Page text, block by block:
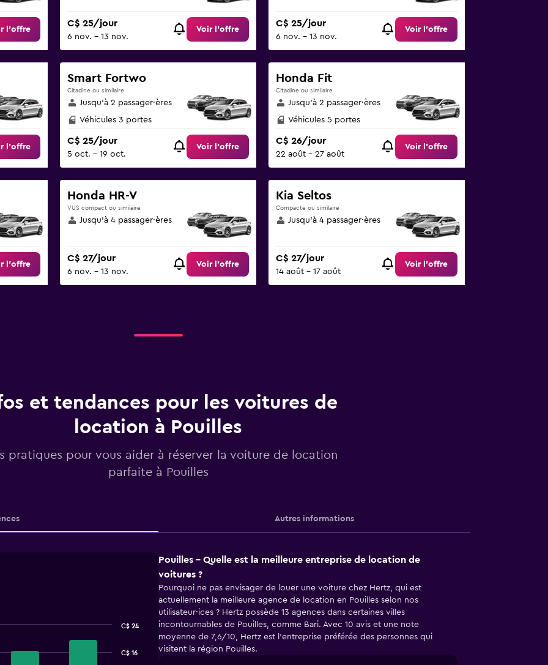
l’offre
C$ 25/jour
6 nov. - 13 nov.
Voir l’offre
C$ 25/jour
6 nov. - 13 nov.
Voir l’offre
l’offre
Smart Fortwo
Citadine ou similaire
Jusqu’à 2 passager·ères
Véhicules 3 portes
C$ 25/jour
5 oct. - 19 oct.
Voir l’offre
Honda Fit
Citadine ou similaire
Jusqu’à 2 passager·ères
Véhicules 5 portes
C$ 26/jour
22 août - 27 août
Voir l’offre
l’offre
Honda HR-V
VUS compact ou similaire
Jusqu’à 4 passager·ères
C$ 27/jour
6 nov. - 13 nov.
Voir l’offre
Kia Seltos
Compacte ou similaire
Jusqu’à 4 passager·ères
C$ 27/jour
14 août - 17 août
Voir l’offre
et tendances pour les voitures de
location à Pouilles
pratiques pour vous aider à réserver la voiture de location
parfaite à Pouilles
Autres informations
C$ 16
C$ 24
Pouilles - Quelle est la meilleure entreprise de location de
voitures ?
Pourquoi ne pas envisager de louer une voiture chez Hertz, qui est
actuellement la meilleure agence de location en Pouilles selon nos
utilisateur·ices ? Hertz possède 13 agences dans certaines villes
incontournables de Pouilles, comme Bari. Avec 10 avis et une note
moyenne de 7,6/10, Hertz est l'entreprise préférée des personnes qui
visitent la région Pouilles.